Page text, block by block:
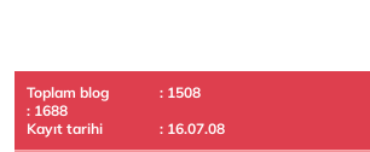
Toplam blog
: 1508
: 1688
Kayıt tarihi
: 16.07.08